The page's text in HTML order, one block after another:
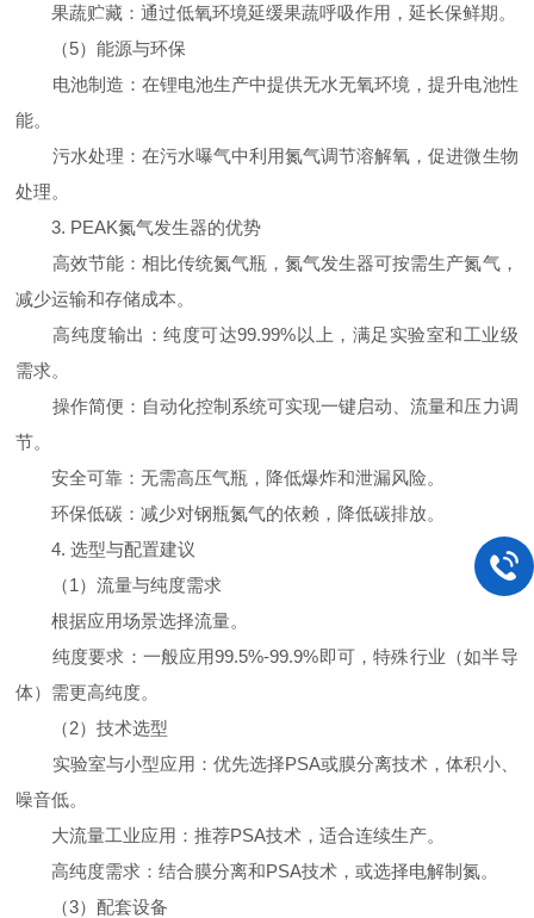
果蔬贮藏：通过低氧环境延缓果蔬呼吸作用，延长保鲜期。
（5）能源与环保
电池制造：在锂电池生产中提供无水无氧环境，提升电池性
能。
污水处理：在污水曝气中利用氮气调节溶解氧，促进微生物
处理。
3. PEAK氮气发生器的优势
高效节能：相比传统氮气瓶，氮气发生器可按需生产氮气，
减少运输和存储成本。
高纯度输出：纯度可达99.99%以上，满足实验室和工业级
需求。
操作简便：自动化控制系统可实现一键启动、流量和压力调
节。
安全可靠：无需高压气瓶，降低爆炸和泄漏风险。
环保低碳：减少对钢瓶氮气的依赖，降低碳排放。
4. 选型与配置建议
（1）流量与纯度需求
根据应用场景选择流量。
纯度要求：一般应用99.5%-99.9%即可，特殊行业（如半导
体）需更高纯度。
（2）技术选型
实验室与小型应用：优先选择PSA或膜分离技术，体积小、
噪音低。
大流量工业应用：推荐PSA技术，适合连续生产。
高纯度需求：结合膜分离和PSA技术，或选择电解制氮。
（3）配套设备